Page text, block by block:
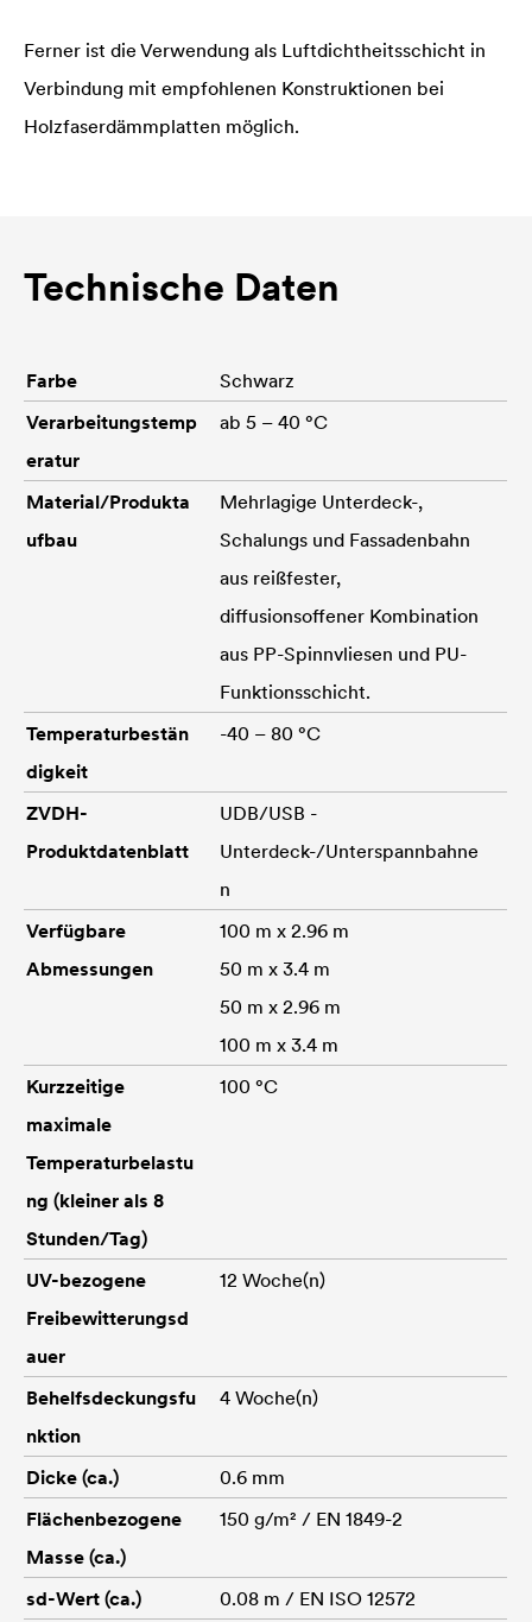
Ferner ist die Verwendung als Luftdichtheitsschicht in
Verbindung mit empfohlenen Konstruktionen bei
Holzfaserdämmplatten möglich.
Technische Daten
Farbe
Schwarz
Verarbeitungstemp
eratur
ab 5 – 40 °C
Material/Produkta
ufbau
Mehrlagige Unterdeck-,
Schalungs und Fassadenbahn
aus reißfester,
diffusionsoffener Kombination
aus PP-Spinnvliesen und PU-
Funktionsschicht.
Temperaturbestän
digkeit
-40 – 80 °C
ZVDH-
Produktdatenblatt
UDB/USB -
Unterdeck-/Unterspannbahne
n
Verfügbare
Abmessungen
100 m x 2.96 m
50 m x 3.4 m
50 m x 2.96 m
100 m x 3.4 m
Kurzzeitige
maximale
Temperaturbelastu
ng (kleiner als 8
Stunden/Tag)
100 °C
UV-bezogene
Freibewitterungsd
auer
12 Woche(n)
Behelfsdeckungsfu
nktion
4 Woche(n)
Dicke (ca.)
0.6 mm
Flächenbezogene
Masse (ca.)
150 g/m² / EN 1849-2
sd-Wert (ca.)
0.08 m / EN ISO 12572